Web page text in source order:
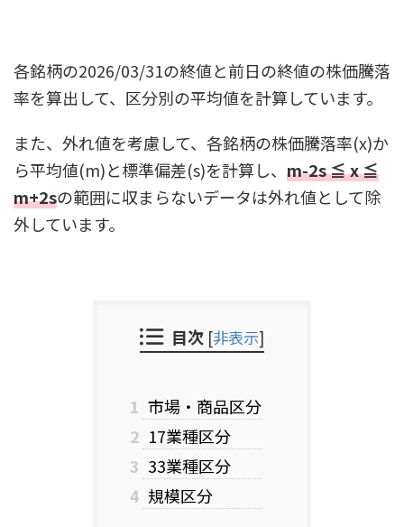
各銘柄の2026/03/31の終値と前日の終値の株価騰落
率を算出して、区分別の平均値を計算しています。
また、外れ値を考慮して、各銘柄の株価騰落率(x)か
ら平均値(m)と標準偏差(s)を計算し、 m-2s ≦ x ≦
m+2sの範囲に収まらないデータは外れ値として除
外しています。
目次 [非表示]
1 市場・商品区分
2 17業種区分
3 33業種区分
4 規模区分